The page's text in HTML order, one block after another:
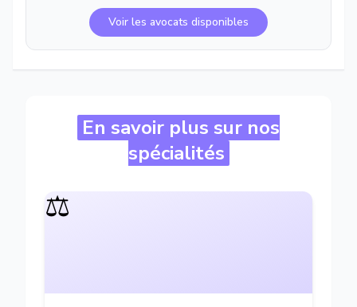
Voir les avocats disponibles
En savoir plus sur nos
spécialités
⚖️